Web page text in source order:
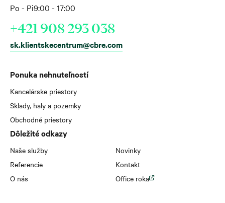
Ponuka nehnuteľností
Kancelárske priestory
Sklady, haly a pozemky
Obchodné priestory
Dôležité odkazy
Naše služby
Referencie
O nás
Novinky
Kontakt
Office roka
Po - Pi9:00 - 17:00
+421 908 293 038
sk.klientskecentrum@cbre.com